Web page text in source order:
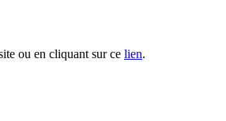
ou en cliquant sur ce lien.